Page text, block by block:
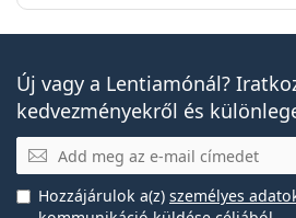
Új vagy a Lentiamónál?
kedvezményekről és
E-mail
Hozzájárulok a(z) személyes